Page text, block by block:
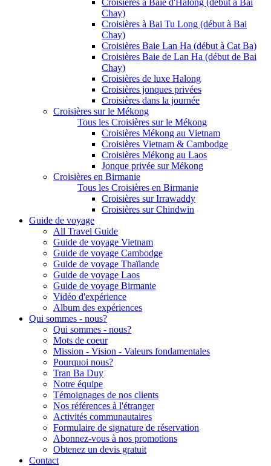
Croisières à Baie d'Halong (début à Bai
Chay)
Croisières à Bai Tu Long (début à Bai
Chay)
Croisières Baie Lan Ha (début à Cat Ba)
Croisières Baie de Lan Ha (début de Bai
Chay)
Croisières de luxe Halong
Croisières jonques privées
Croisières dans la journée
Croisières sur le Mékong
Tous les Croisières sur le Mékong
Croisières Mékong au Vietnam
Croisières Vietnam & Cambodge
Croisières Mékong au Laos
Jonque privée sur Mékong
Croisières en Birmanie
Tous les Croisières en Birmanie
Croisières sur Irrawaddy
Croisières sur Chindwin
Guide de voyage
All Travel Guide
Guide de voyage Vietnam
Guide de voyage Cambodge
Guide de voyage Thaïlande
Guide de voyage Laos
Guide de voyage Birmanie
Vidéo d'expérience
Album des expériences
Qui sommes - nous?
Qui sommes - nous?
Mots de coeur
Mission - Vision - Valeurs fondamentales
Pourquoi nous?
Tran Ba Duy
Notre équipe
Témoignages de nos clients
Nos références à l'étranger
Activités communautaires
Formulaire de signature de réservation
Abonnez-vous à nos promotions
Obtenez un devis gratuit
Contact